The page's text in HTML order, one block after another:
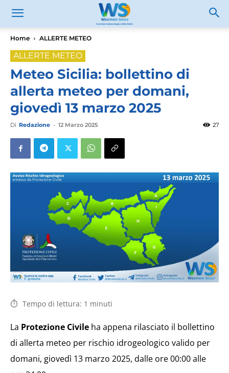
Home ALLERTE METEO
ALLERTE METEO
Meteo Sicilia: bollettino di
allerta meteo per domani,
giovedì 13 marzo 2025
Di Redazione - 12 Marzo 2025 27
Tempo di lettura: 1 minuti
La Protezione Civile ha appena rilasciato il bollettino
di allerta meteo per rischio idrogeologico valido per
domani, giovedì 13 marzo 2025, dalle ore 00:00 alle